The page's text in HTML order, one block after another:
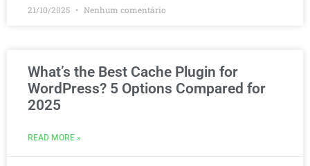
21/10/2025 Nenhum comentário
What’s the Best Cache Plugin for
WordPress? 5 Options Compared for
2025
READ MORE »